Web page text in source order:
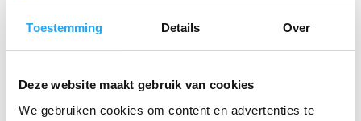
Toestemming Details Over
Deze website maakt gebruik van cookies
We gebruiken cookies om content en advertenties te